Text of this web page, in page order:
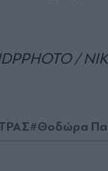
/
#Θοδώρα